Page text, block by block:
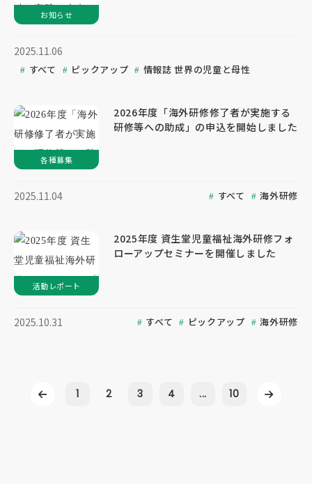
2025.11.06
すべて ピックアップ 情報誌 世界の児童と母性
お知らせ
2026年度「海外研修修了者が実施する
研修等への助成」の申込を開始しました
2025.11.04 すべて 海外研修
各種募集
2025年度 資生堂児童福祉海外研修フォ
ローアップセミナーを開催しました
2025.10.31 すべて ピックアップ 海外研修
活動レポート
1 2 3 4 ... 10